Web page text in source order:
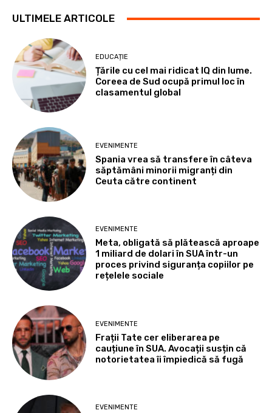
ULTIMELE ARTICOLE
EDUCAȚIE
Țările cu cel mai ridicat IQ din lume.
Coreea de Sud ocupă primul loc în
clasamentul global
EVENIMENTE
Spania vrea să transfere în câteva
săptămâni minorii migranți din
Ceuta către continent
EVENIMENTE
Meta, obligată să plătească aproape
1 miliard de dolari în SUA într-un
proces privind siguranța copiilor pe
rețelele sociale
EVENIMENTE
Frații Tate cer eliberarea pe
cauțiune în SUA. Avocații susțin că
notorietatea îi împiedică să fugă
EVENIMENTE